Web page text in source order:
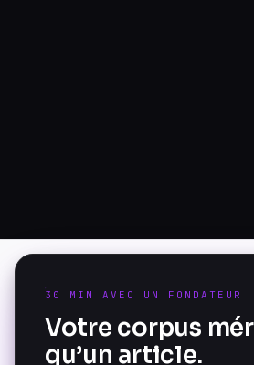
30 MIN AVEC UN FONDATEUR
Votre corpus
qu’un article.
La Document Knowledge
Platform — fondée à